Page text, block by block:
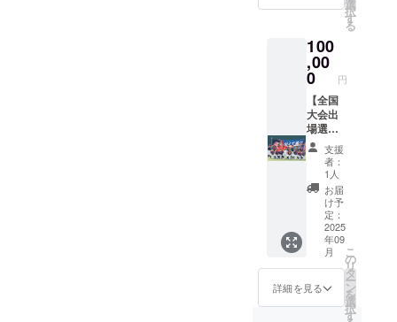
ださ
い。
様へお
礼の動
画をお
届けし
ます。
収録時
間：2分
程度を
予定し
ており
ます。
提供方
法：
メール
にて動
画の
URLを
お送り
戦結果
など、
選手た
ちの活
躍をご
報告い
たしま
す。
【全国
大会出
場選手
からの
お礼動
画】 全
国大会
に出場
した選
手たち
から、
選
択
す
る
100
,00
0 円
【全国
大会出
場選手
からの
直筆
メッ
セー
ジ】 全
国大会
に出場
した選
手たち
から、
ご支援
者様へ
支援
者：
1人
お届
け予
定：
2025
年09
月
詳細を見る
こ
の
リ
タ
ー
ン
を
選
択
す